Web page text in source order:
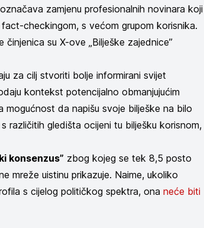
zamjenu profesionalnih novinara koji
checkingom, s većom grupom korisnika.
su X-ove „Bilješke zajednice”
za cilj stvoriti bolje informirani svijet
kontekst potencijalno obmanjujućim
mogućnost da napišu svoje bilješke na bilo
različitih gledišta ocijeni tu bilješku korisnom,
konsenzus” zbog kojeg se tek 8,5 posto
mreže uistinu prikazuje. Naime, ukoliko
s cijelog političkog spektra, ona neće biti